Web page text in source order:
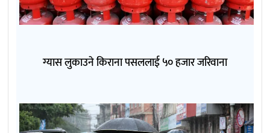
ग्यास लुकाउने किराना पसललाई ५० हजार जरिवाना